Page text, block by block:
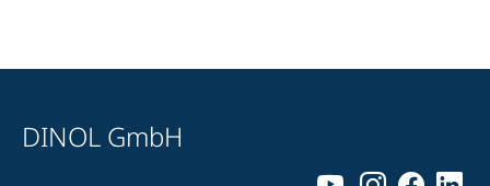
DINOL GmbH